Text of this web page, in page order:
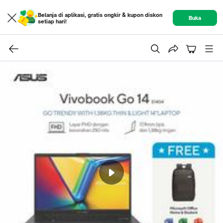
Belanja di aplikasi, gratis ongkir & kupon diskon
setiap hari!
Buka